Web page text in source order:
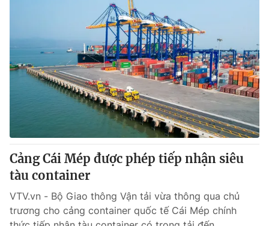
Thế giới
Tin tức
Thế giới đó đây
Kinh tế
Thị trường
Góc doanh nghiệp
Truyền hình
Hậu trường
Giải trí
Điện ảnh
Cảng Cái Mép được phép tiếp nhận siêu
tàu container
VTV.vn - Bộ Giao thông Vận tải vừa thông qua chủ
trương cho cảng container quốc tế Cái Mép chính